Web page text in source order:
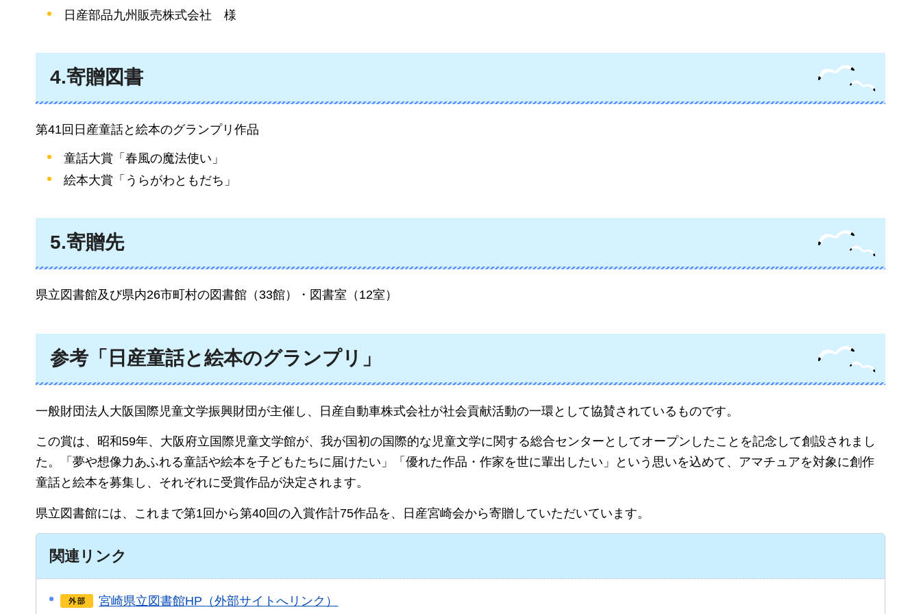
日産部品九州販売株式会社
様
4.寄贈図書
第41回日産童話と絵本のグランプリ作品
童話大賞「春風の魔法使い」
絵本大賞「うらがわともだち」
5.寄贈先
県立図書館及び県内26市町村の図書館（33館）・図書室（12室）
参考「日産童話と絵本のグランプリ」
一般財団法人大阪国際児童文学振興財団が主催し、日産自動車株式会社が社会貢献活動の一環として協賛されているものです。
この賞は、昭和59年、大阪府立国際児童文学館が、我が国初の国際的な児童文学に関する総合センターとしてオープンしたことを記念して創設されまし
た。「夢や想像力あふれる童話や絵本を子どもたちに届けたい」「優れた作品・作家を世に輩出したい」という思いを込めて、アマチュアを対象に創作
童話と絵本を募集し、それぞれに受賞作品が決定されます。
県立図書館には、これまで第1回から第40回の入賞作計75作品を、日産宮崎会から寄贈していただいています。
関連リンク
宮崎県立図書館HP（外部サイトへリンク）